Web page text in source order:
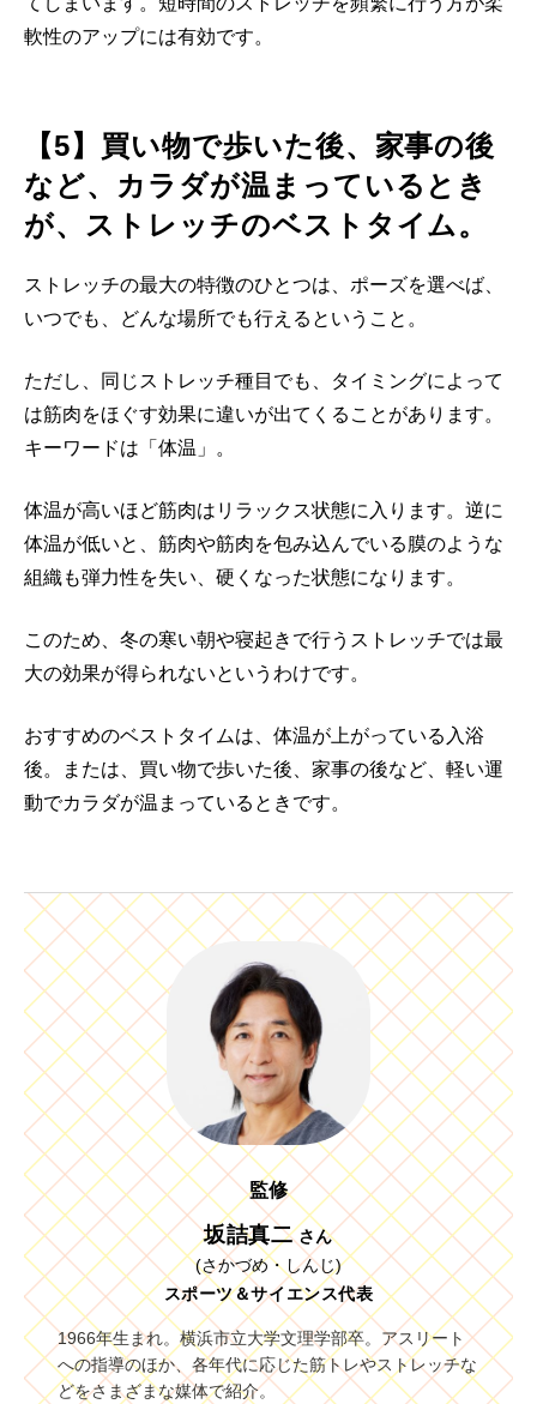
軟性のアップには有効です。
【5】買い物で歩いた後、家事の後
など、カラダが温まっているとき
が、ストレッチのベストタイム。
ストレッチの最大の特徴のひとつは、ポーズを選べば、
いつでも、どんな場所でも行えるということ。
ただし、同じストレッチ種目でも、タイミングによって
は筋肉をほぐす効果に違いが出てくることがあります。
キーワードは「体温」。
体温が高いほど筋肉はリラックス状態に入ります。逆に
体温が低いと、筋肉や筋肉を包み込んでいる膜のような
組織も弾力性を失い、硬くなった状態になります。
このため、冬の寒い朝や寝起きで行うストレッチでは最
大の効果が得られないというわけです。
おすすめのベストタイムは、体温が上がっている入浴
後。または、買い物で歩いた後、家事の後など、軽い運
動でカラダが温まっているときです。
監修
坂詰真二 さん
(さかづめ・しんじ)
スポーツ＆サイエンス代表
1966年生まれ。横浜市立大学文理学部卒。アスリート
への指導のほか、各年代に応じた筋トレやストレッチな
どをさまざまな媒体で紹介。